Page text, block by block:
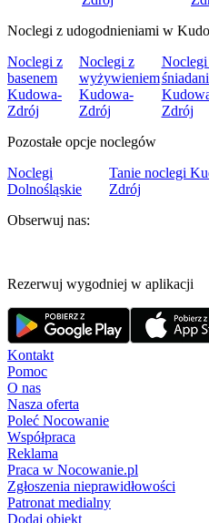
Noclegi z udogodnieniami w
Noclegi z
basenem
Kudowa-
Zdrój
Noclegi z
wyżywieniem
Kudowa-
Zdrój
Noclegi
Zdrój
Pozostałe opcje noclegów
Noclegi
Dolnośląskie
Tanie noclegi
Zdrój
Obserwuj nas:
Rezerwuj wygodniej w aplikacji
Kontakt
Pomoc
O nas
Nasza oferta
Poleć Nocowanie
Współpraca
Reklama
Praca w Nocowanie.pl
Zgłoszenia nieprawidłowości
Patronat medialny
Dodaj obiekt